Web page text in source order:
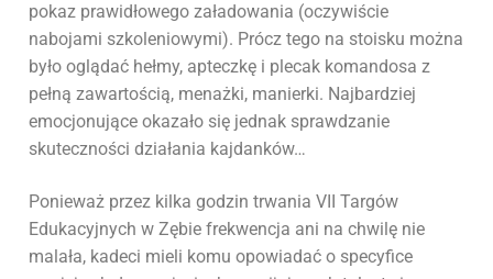
pokaz prawidłowego załadowania (oczywiście
nabojami szkoleniowymi). Prócz tego na stoisku można
było oglądać hełmy, apteczkę i plecak komandosa z
pełną zawartością, menażki, manierki. Najbardziej
emocjonujące okazało się jednak sprawdzanie
skuteczności działania kajdanków…
Ponieważ przez kilka godzin trwania VII Targów
Edukacyjnych w Zębie frekwencja ani na chwilę nie
malała, kadeci mieli komu opowiadać o specyfice